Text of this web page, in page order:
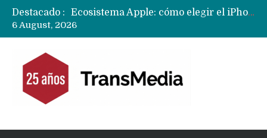
Destacado :
Nuevas filtraciones del Mate 90 Pro Max apuntan a potenciar las cámaras y pantalla OLED doble capa
6 August, 2026